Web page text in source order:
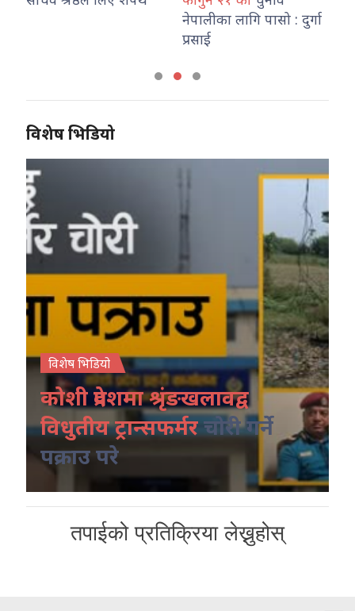
नेपालीका लागि पासो : दुर्गा
कार्यालय इटहरीको
विशेष भिडियो
विशेष भिडियो
कोशी प्रदेशमा श्रृंङखलावद्व
विधुतीय ट्रान्सफर्मरचोरी गर्ने
पक्राउ परे
तपाईको प्रतिक्रिया लेख्नुहोस्